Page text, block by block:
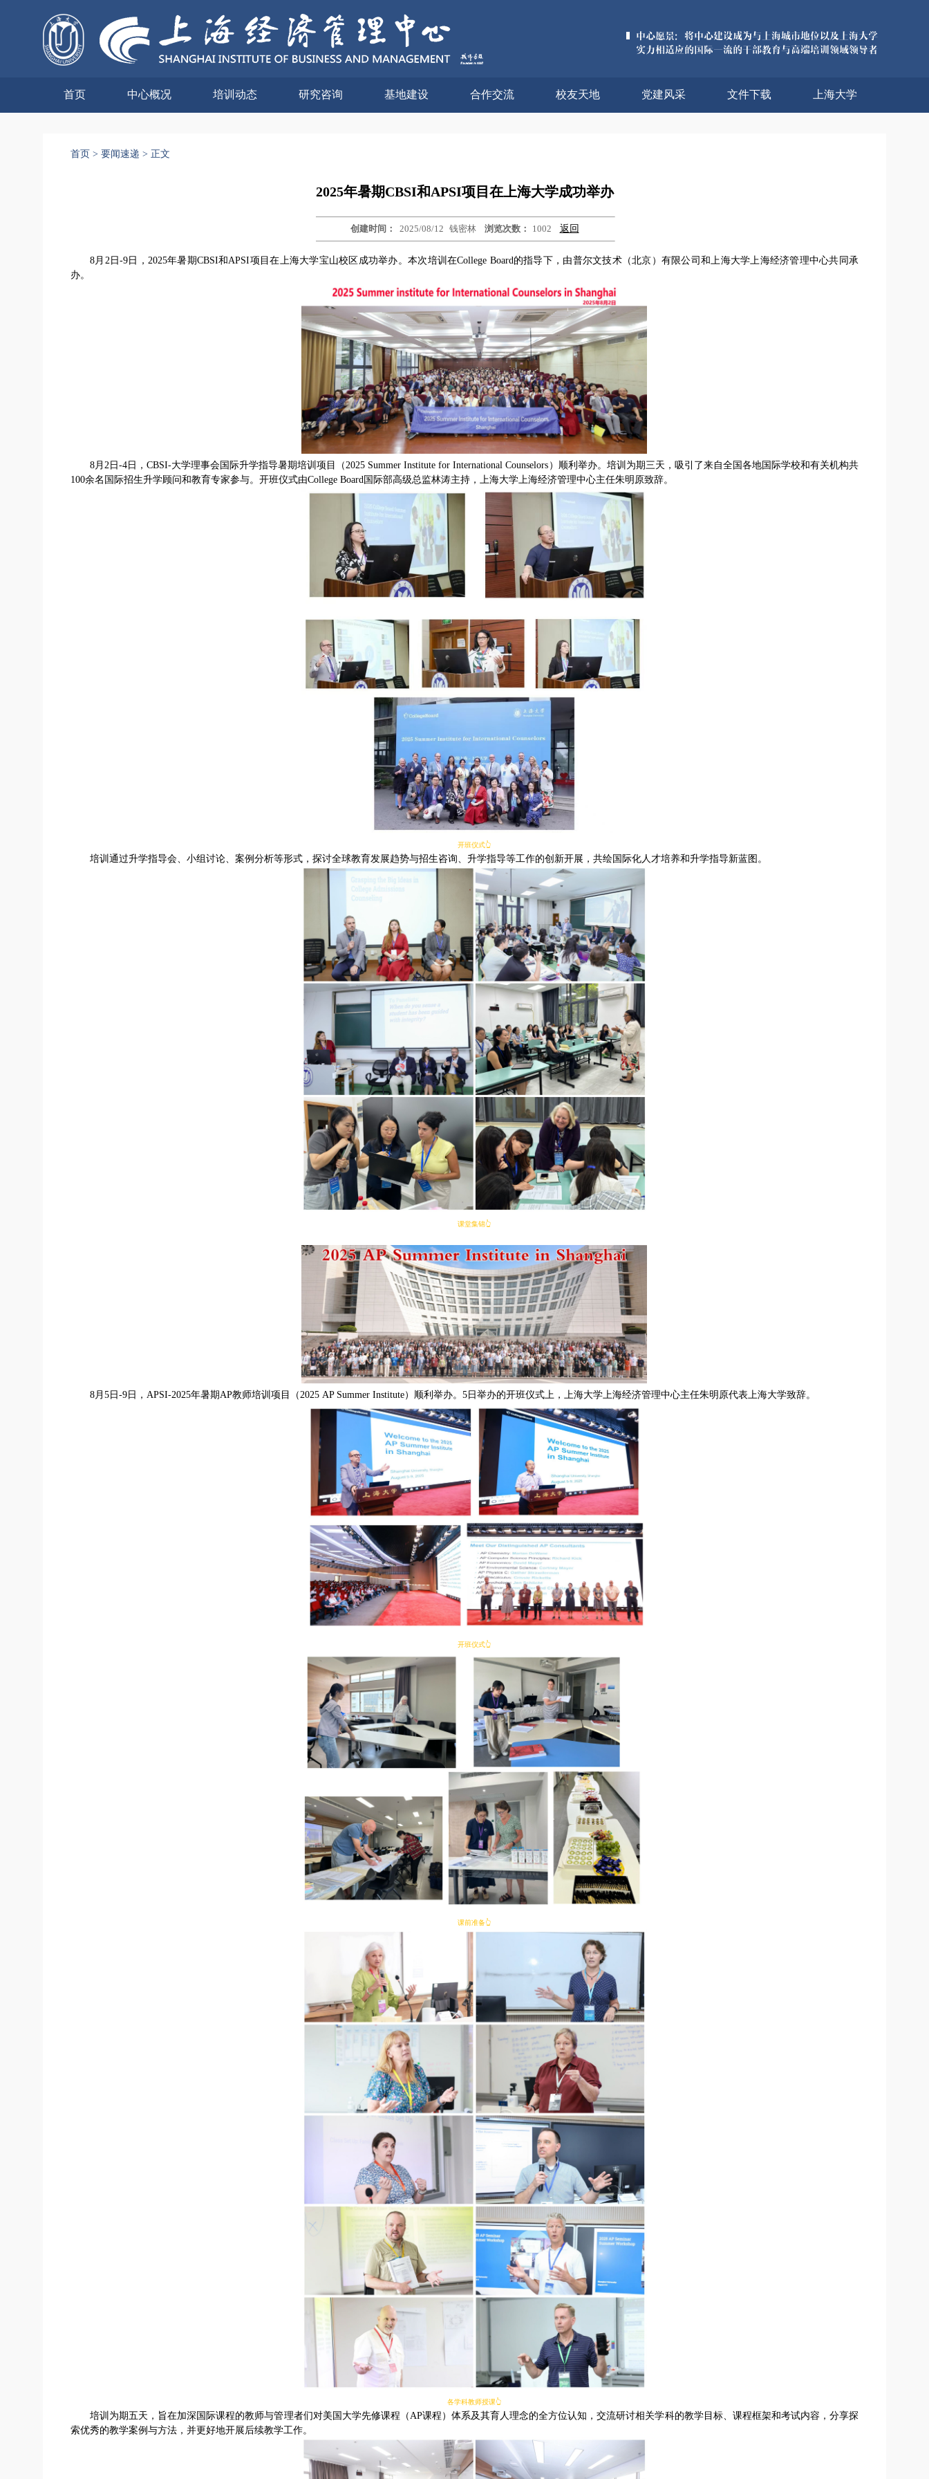
首页 中心概况 培训动态 研究咨询 基地建设 合作交流 校友天地 党建风采 文件下载 上海大学
首页 > 要闻速递 > 正文
2025年暑期CBSI和APSI项目在上海大学成功举办
创建时间： 2025/08/12 钱密林 浏览次数： 1002 返回
8月2日-9日，2025年暑期CBSI和APSI项目在上海大学宝山校区成功举办。本次培训在College Board的指导下，由普尔文技术（北京）有限公司和上海大学上海经济管理中心共同承
办。
8月2日-4日，CBSI-大学理事会国际升学指导暑期培训项目（2025 Summer Institute for International Counselors）顺利举办。培训为期三天，吸引了来自全国各地国际学校和有关机构共
100余名国际招生升学顾问和教育专家参与。开班仪式由College Board国际部高级总监林涛主持，上海大学上海经济管理中心主任朱明原致辞。
开班仪式👆
培训通过升学指导会、小组讨论、案例分析等形式，探讨全球教育发展趋势与招生咨询、升学指导等工作的创新开展，共绘国际化人才培养和升学指导新蓝图。
课堂集锦👆
8月5日-9日，APSI-2025年暑期AP教师培训项目（2025 AP Summer Institute）顺利举办。5日举办的开班仪式上，上海大学上海经济管理中心主任朱明原代表上海大学致辞。
开班仪式👆
课前准备👆
各学科教师授课👆
培训为期五天，旨在加深国际课程的教师与管理者们对美国大学先修课程（AP课程）体系及其育人理念的全方位认知，交流研讨相关学科的教学目标、课程框架和考试内容，分享探
索优秀的教学案例与方法，并更好地开展后续教学工作。